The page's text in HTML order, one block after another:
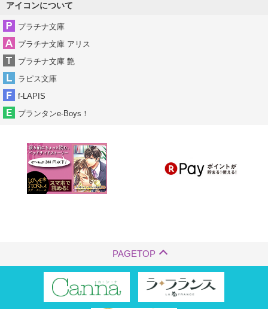
アイコンについて
プラチナ文庫
プラチナ文庫 アリス
プラチナ文庫 艶
ラピス文庫
f-LAPIS
プランタンe-Boys！
PAGETOP